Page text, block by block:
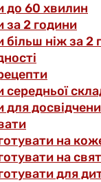
до 60 хвилин
за 2 години
більш ніж за 2
середньої
для
на
на
для